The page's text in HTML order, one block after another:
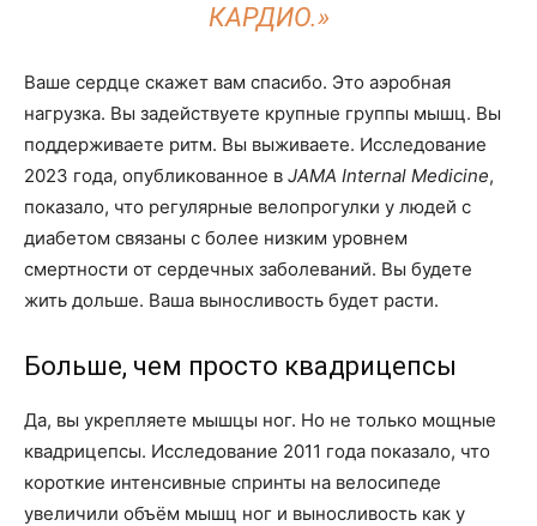
КАРДИО.»
Ваше сердце скажет вам спасибо. Это аэробная
нагрузка. Вы задействуете крупные группы мышц. Вы
поддерживаете ритм. Вы выживаете. Исследование
2023 года, опубликованное в JAMA Internal Medicine,
показало, что регулярные велопрогулки у людей с
диабетом связаны с более низким уровнем
смертности от сердечных заболеваний. Вы будете
жить дольше. Ваша выносливость будет расти.
Больше, чем просто квадрицепсы
Да, вы укрепляете мышцы ног. Но не только мощные
квадрицепсы. Исследование 2011 года показало, что
короткие интенсивные спринты на велосипеде
увеличили объём мышц ног и выносливость как у